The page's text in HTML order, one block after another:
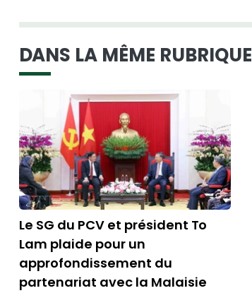
DANS LA MÊME RUBRIQUE
Le SG du PCV et président To
Lam plaide pour un
approfondissement du
partenariat avec la Malaisie